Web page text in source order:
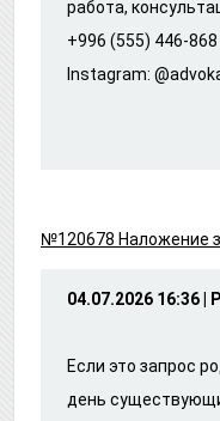
работа,
+996 (555) 446-
Instagram:
№120678 Наложение
04.07.2026 16:36 |
Если это запрос
день